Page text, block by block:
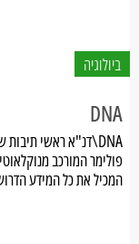
ביולוגיה
DNA
פולימר המורכב
המכיל את כל המידע